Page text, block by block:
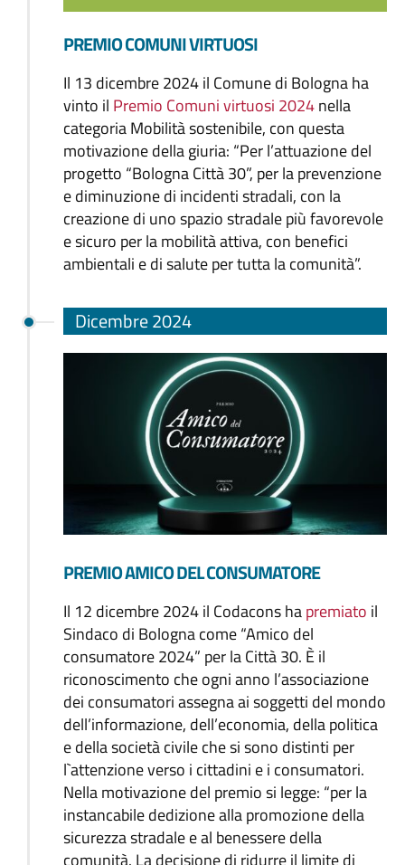
PREMIO COMUNI VIRTUOSI
Il 13 dicembre 2024 il Comune di Bologna ha
vinto il Premio Comuni virtuosi 2024nella
categoria Mobilità sostenibile, con questa
motivazione della giuria: “Per l’attuazione del
progetto “Bologna Città 30”, per la prevenzione
e diminuzione di incidenti stradali, con la
creazione di uno spazio stradale più favorevole
e sicuro per la mobilità attiva, con benefici
ambientali e di salute per tutta la comunità”.
Dicembre 2024
PREMIO AMICO DEL CONSUMATORE
Il 12 dicembre 2024 il Codacons hapremiato il
Sindaco di Bologna come “Amico del
consumatore 2024” per la Città 30. È il
riconoscimento che ogni anno l’associazione
dei consumatori assegna ai soggetti del mondo
dell’informazione, dell’economia, della politica
e della società civile che si sono distinti per
l`attenzione verso i cittadini e i consumatori.
Nella motivazione del premio si legge: “per la
instancabile dedizione alla promozione della
sicurezza stradale e al benessere della
comunità. La decisione di ridurre il limite di